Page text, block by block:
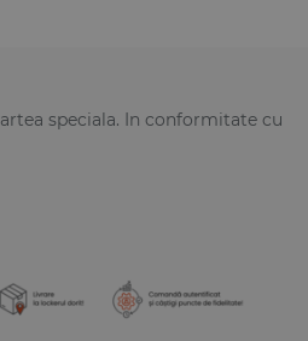
speciala. In conformitate cu